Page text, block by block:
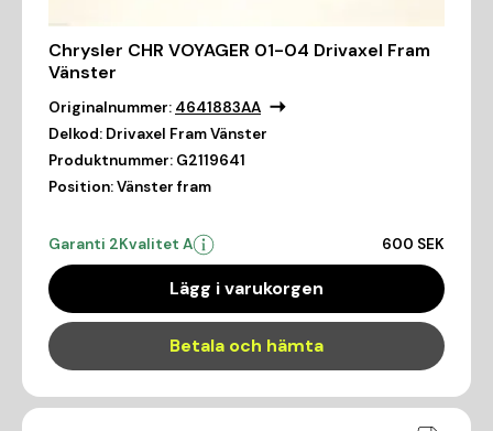
Chrysler CHR VOYAGER 01-04 Drivaxel Fram
Vänster
Originalnummer: 4641883AA
Delkod: Drivaxel Fram Vänster
Produktnummer: G2119641
Position:Vänster fram
Garanti 2Kvalitet A 600 SEK
Lägg i varukorgen
Betala och hämta